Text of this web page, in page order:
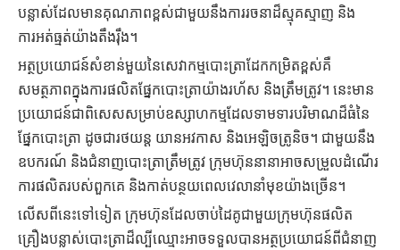
បន្លាស់ដែលមានគុណភាពខ្ពស់ជាមួយនឹងការរចនាដ៏ស្មុគស្មាញ និង
ការអត់ធ្មត់យ៉ាងតឹងរ៉ឹង។
អត្ថប្រយោជន៍សំខាន់មួយនៃសេវាកម្មបោះត្រាដែកកម្រិតខ្ពស់គឺ
សមត្ថភាពក្នុងការផលិតផ្នែកបោះត្រាយ៉ាងរហ័ស និងត្រឹមត្រូវ។ នេះមាន
ប្រយោជន៍ជាពិសេសសម្រាប់ឧស្សាហកម្មដែលទាមទារបរិមាណដ៏ធំនៃ
ផ្នែកបោះត្រា ដូចជារថយន្ត យានអវកាស និងអេឡិចត្រូនិច។ ជាមួយនឹង
ឧបករណ៍ និងជំនាញបោះត្រាត្រឹមត្រូវ ក្រុមហ៊ុននានាអាចសម្រួលដំណើរ
ការផលិតរបស់ពួកគេ និងកាត់បន្ថយពេលវេលានាំមុខយ៉ាងច្រើន។
លើសពីនេះទៅទៀត ក្រុមហ៊ុនដែលចាប់ដៃគូជាមួយក្រុមហ៊ុនផលិត
គ្រឿងបន្លាស់បោះត្រាដ៏ល្បីឈ្មោះអាចទទួលបានអត្ថប្រយោជន៍ពីជំនាញ